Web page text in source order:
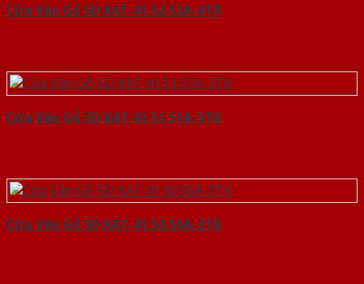
Cửa Vân Gỗ 5D KAT-41.52.52A-4TK
Cửa Vân Gỗ 5D KAT-41.51.51A-3TK
Cửa Vân Gỗ 5D KAT-41.50.50A-3TK